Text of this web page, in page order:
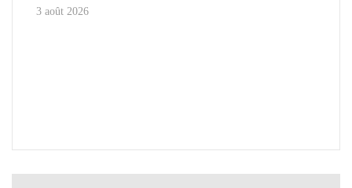
3 août 2026